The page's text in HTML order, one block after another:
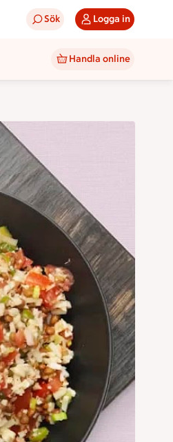
Sök Logga in
Handla online